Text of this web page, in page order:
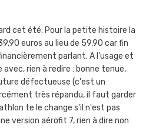
cet été. Pour la petite histoire la
euros au lieu de 59,90 car fin
parlant. A l'usage et
rien à redire : bonne tenue,
défectueuse (c'est un
très répandu, il faut garder
te le change s'il n'est pas
version aérofit 7, rien à dire non